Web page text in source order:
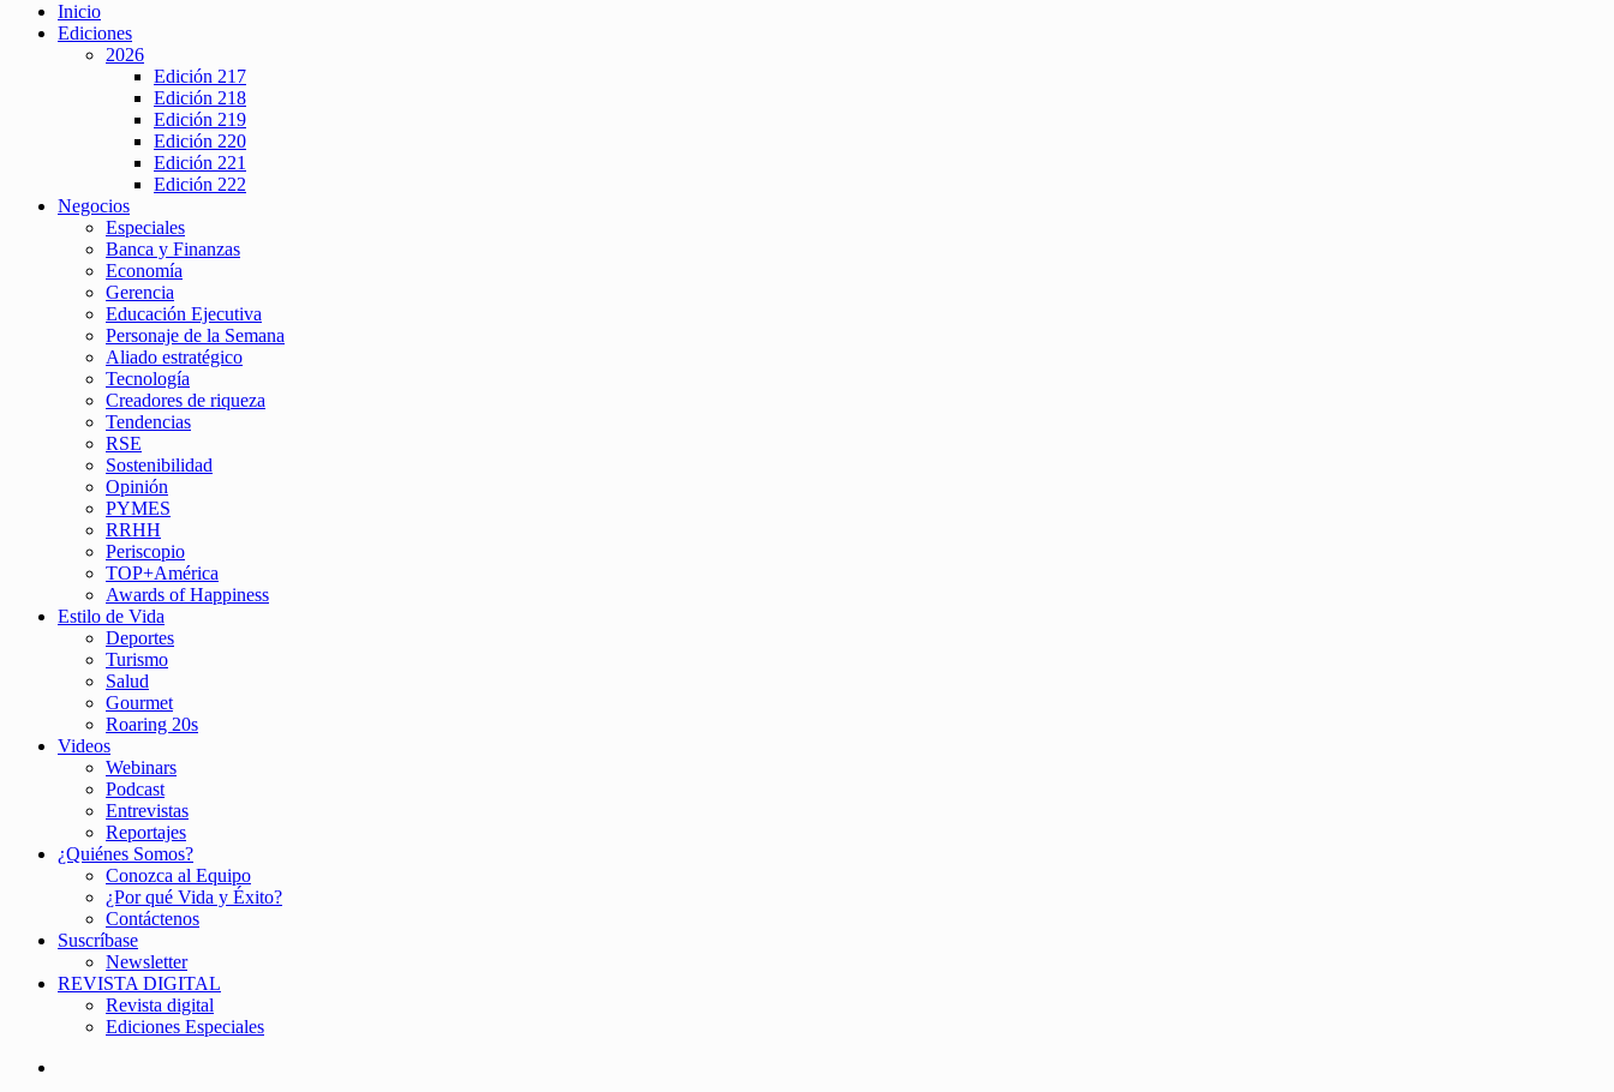
Inicio
Ediciones
2026
Edición 217
Edición 218
Edición 219
Edición 220
Edición 221
Edición 222
Negocios
Especiales
Banca y Finanzas
Economía
Gerencia
Educación Ejecutiva
Personaje de la Semana
Aliado estratégico
Tecnología
Creadores de riqueza
Tendencias
RSE
Sostenibilidad
Opinión
PYMES
RRHH
Periscopio
TOP+América
Awards of Happiness
Estilo de Vida
Deportes
Turismo
Salud
Gourmet
Roaring 20s
Videos
Webinars
Podcast
Entrevistas
Reportajes
¿Quiénes Somos?
Conozca al Equipo
¿Por qué Vida y Éxito?
Contáctenos
Suscríbase
Newsletter
REVISTA DIGITAL
Revista digital
Ediciones Especiales